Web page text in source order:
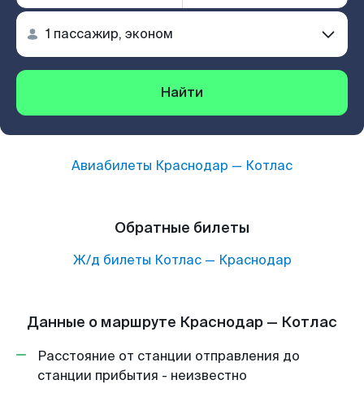
Найти
Авиабилеты Краснодар — Котлас
Обратные билеты
Ж/д билеты Котлас— Краснодар
Данные о маршруте Краснодар — Котлас
Расстояние от станции отправления до
станции прибытия - неизвестно